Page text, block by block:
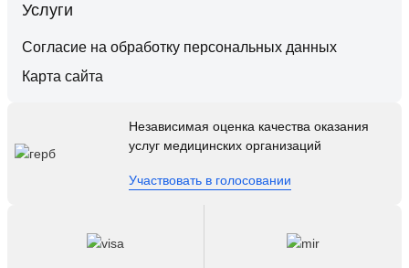
Услуги
Согласие на обработку персональных данных
Карта сайта
Независимая оценка качества оказания
услуг медицинских организаций
Участвовать в голосовании